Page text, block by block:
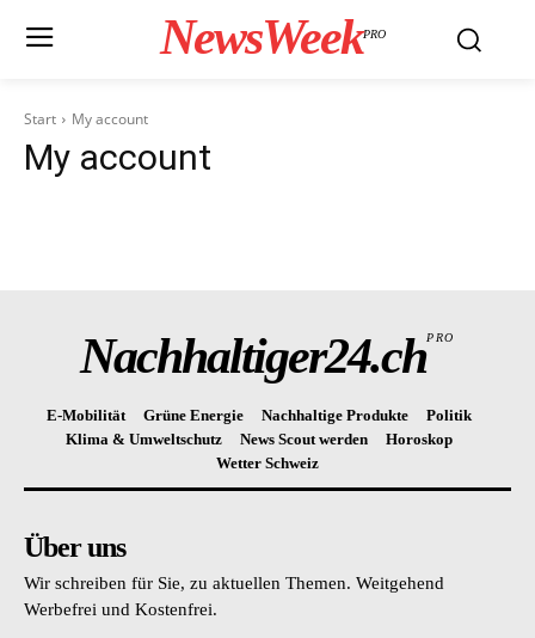
NewsWeekPRO
Start My account
My account
Nachhaltiger24.chPRO
E-Mobilität Grüne Energie Nachhaltige Produkte
Politik
Klima & Umweltschutz
News Scout werden
Horoskop
Wetter Schweiz
Über uns
Wir schreiben für Sie, zu aktuellen Themen. Weitgehend
Werbefrei und Kostenfrei.